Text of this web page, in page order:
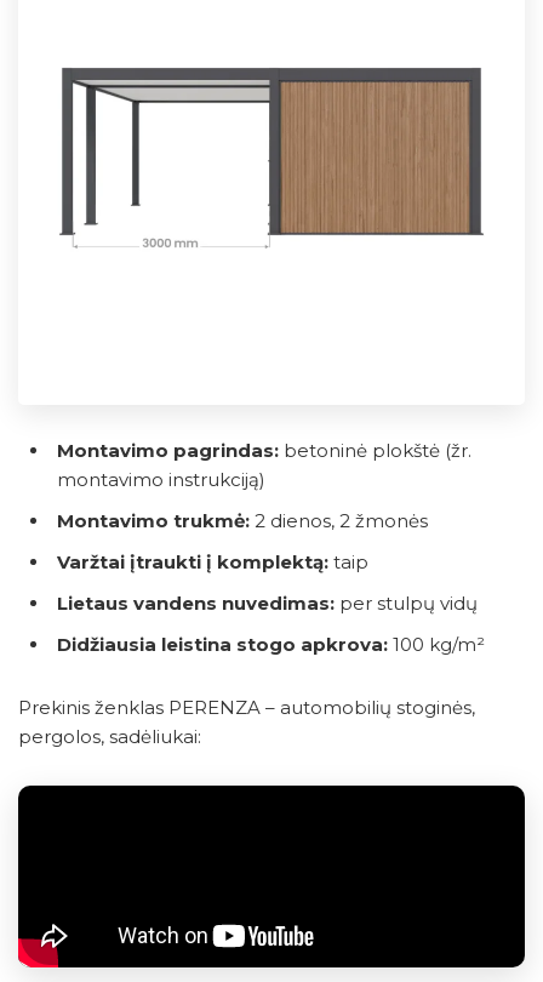
Montavimo pagrindas: betoninė plokštė (žr.
montavimo instrukciją)
Montavimo trukmė: 2 dienos, 2 žmonės
Varžtai įtraukti į komplektą: taip
Lietaus vandens nuvedimas: per stulpų vidų
Didžiausia leistina stogo apkrova: 100 kg/m²
Prekinis ženklas PERENZA – automobilių stoginės,
pergolos, sadėliukai: